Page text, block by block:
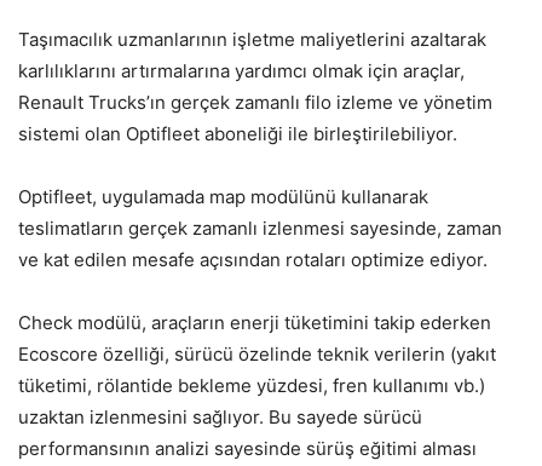
Taşımacılık uzmanlarının işletme maliyetlerini azaltarak
karlılıklarını artırmalarına yardımcı olmak için araçlar,
Renault Trucks’ın gerçek zamanlı filo izleme ve yönetim
sistemi olan Optifleet aboneliği ile birleştirilebiliyor.
Optifleet, uygulamada map modülünü kullanarak
teslimatların gerçek zamanlı izlenmesi sayesinde, zaman
ve kat edilen mesafe açısından rotaları optimize ediyor.
Check modülü, araçların enerji tüketimini takip ederken
Ecoscore özelliği, sürücü özelinde teknik verilerin (yakıt
tüketimi, rölantide bekleme yüzdesi, fren kullanımı vb.)
uzaktan izlenmesini sağlıyor. Bu sayede sürücü
performansının analizi sayesinde sürüş eğitimi alması